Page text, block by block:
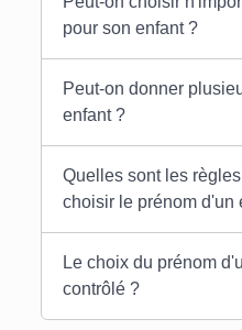
pour son enfant ?
Peut-on donner
enfant ?
Quelles sont les
choisir le prénom d'un
Le choix du prénom
contrôlé ?